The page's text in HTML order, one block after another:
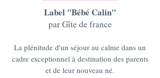
Label "Bébé Calin"
par Gîte de france
La plénitude d'un séjour au calme dans un
cadre exceptionnel à destination des parents
et de leur nouveau né.